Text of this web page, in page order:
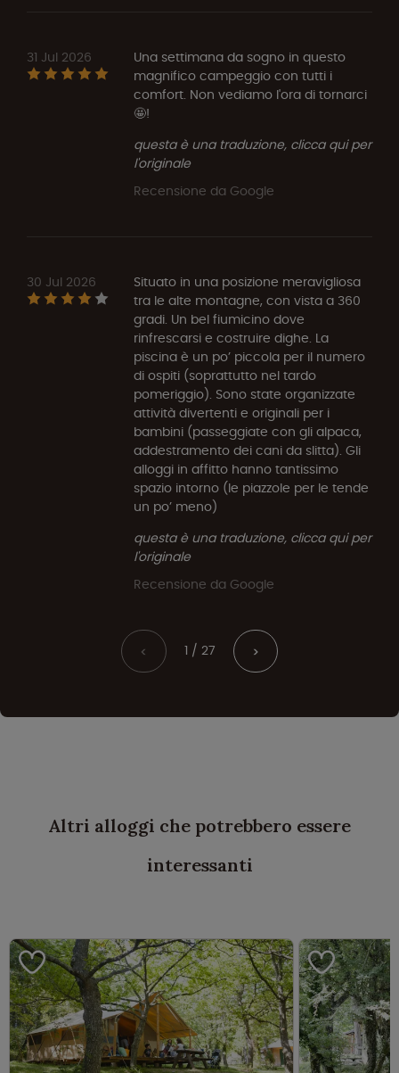
31 Jul 2026
Una settimana da sogno in questo
magnifico campeggio con tutti i
comfort. Non vediamo l'ora di tornarci
🤩!
questa è una traduzione, clicca qui per
l'originale
Recensione da Google
30 Jul 2026
Situato in una posizione meravigliosa
tra le alte montagne, con vista a 360
gradi. Un bel fiumicino dove
rinfrescarsi e costruire dighe. La
piscina è un po’ piccola per il numero
di ospiti (soprattutto nel tardo
pomeriggio). Sono state organizzate
attività divertenti e originali per i
bambini (passeggiate con gli alpaca,
addestramento dei cani da slitta). Gli
alloggi in affitto hanno tantissimo
spazio intorno (le piazzole per le tende
un po’ meno)
questa è una traduzione, clicca qui per
l'originale
Recensione da Google
< 1 / 27 >
Altri alloggi che potrebbero essere
interessanti